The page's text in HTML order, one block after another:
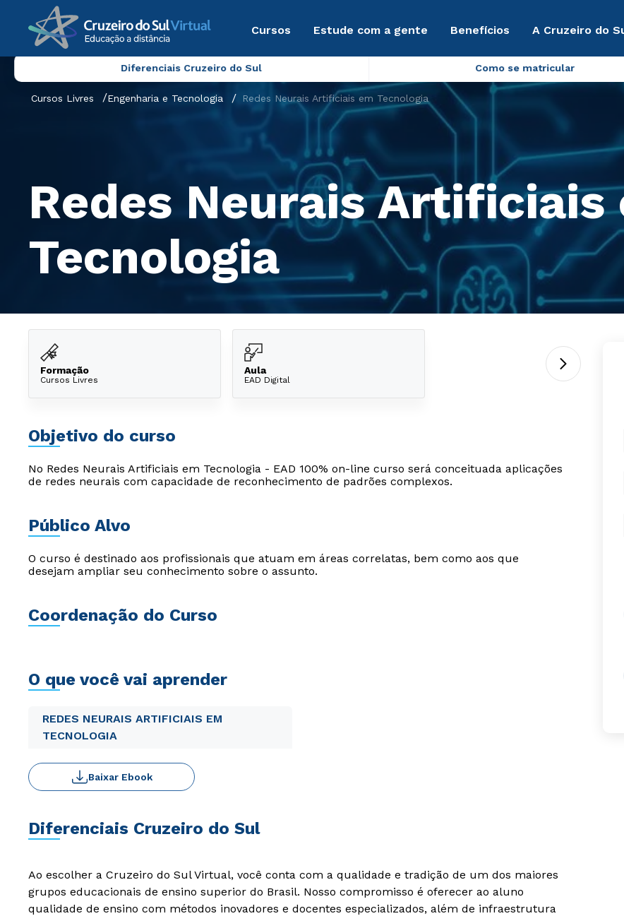
Cursos Estude com a gente Benefícios A Cruzeiro do
Diferenciais Cruzeiro do Sul Como se matricular
Cursos Livres Engenharia e Tecnologia Redes Neurais Artificiais em Tecnologia
Redes Neurais Artificiais
Tecnologia
Formação
Cursos Livres
Aula
EAD Digital
Objetivo do curso
No Redes Neurais Artificiais em Tecnologia - EAD 100% on-line curso será conceituada aplicações
de redes neurais com capacidade de reconhecimento de padrões complexos.
Público Alvo
O curso é destinado aos profissionais que atuam em áreas correlatas, bem como aos que
desejam ampliar seu conhecimento sobre o assunto.
Coordenação do Curso
O que você vai aprender
REDES NEURAIS ARTIFICIAIS EM
TECNOLOGIA
Baixar Ebook
Diferenciais Cruzeiro do Sul
Ao escolher a Cruzeiro do Sul Virtual, você conta com a qualidade e tradição de um dos maiores
grupos educacionais de ensino superior do Brasil. Nosso compromisso é oferecer ao aluno
qualidade de ensino com métodos inovadores e docentes especializados, além de infraestrutura